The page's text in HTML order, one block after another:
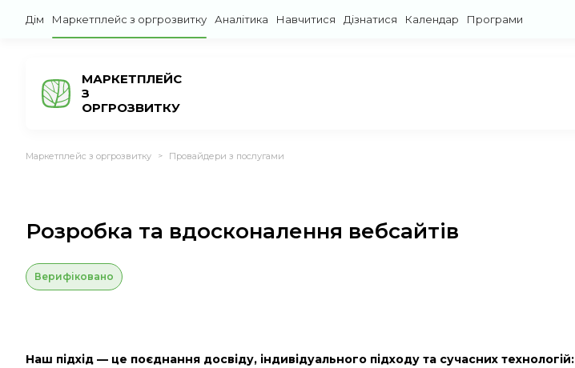
Дім Маркетплейс з оргрозвитку Аналітика Навчитися Дізнатися Календар Програми
МАРКЕТПЛЕЙС
З
ОРГРОЗВИТКУ
Маркетплейс з оргрозвитку > Провайдери з послугами
Розробка та вдосконалення вебсайтів
Верифіковано
Наш підхід — це поєднання досвіду, індивідуального підходу та сучасних технологій: